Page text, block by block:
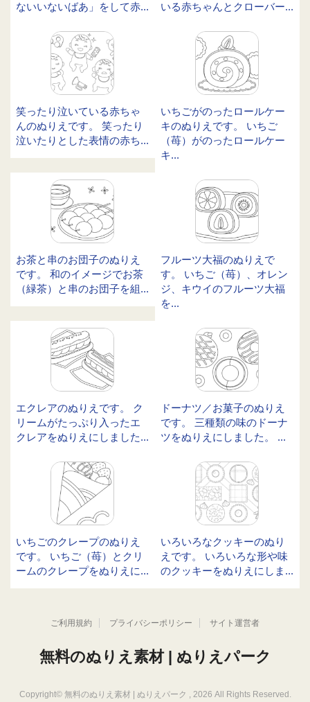
ないいないばあ」をして赤...
いる赤ちゃんとクローバー...
笑ったり泣いている赤ちゃ
んのぬりえです。 笑ったり
泣いたりとした表情の赤ち...
いちごがのったロールケー
キのぬりえです。 いちご
（苺）がのったロールケー
キ...
お茶と串のお団子のぬりえ
です。 和のイメージでお茶
（緑茶）と串のお団子を組...
フルーツ大福のぬりえで
す。 いちご（苺）、オレン
ジ、キウイのフルーツ大福
を...
エクレアのぬりえです。 ク
リームがたっぷり入ったエ
クレアをぬりえにしました...
ドーナツ／お菓子のぬりえ
です。 三種類の味のドーナ
ツをぬりえにしました。 ...
いちごのクレープのぬりえ
です。 いちご（苺）とクリ
ームのクレープをぬりえに...
いろいろなクッキーのぬり
えです。 いろいろな形や味
のクッキーをぬりえにしま...
ご利用規約 プライバシーポリシー サイト運営者
無料のぬりえ素材 | ぬりえパーク
Copyright© 無料のぬりえ素材 | ぬりえパーク , 2026 All Rights Reserved.